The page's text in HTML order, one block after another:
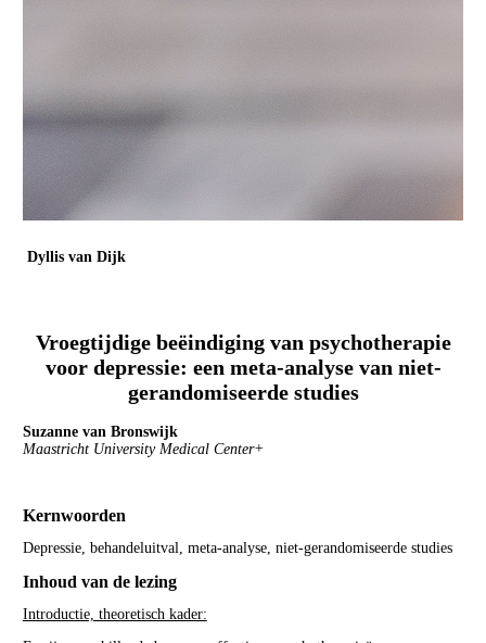
Dyllis van Dijk
Vroegtijdige beëindiging van psychotherapie
voor depressie: een meta-analyse van niet-
gerandomiseerde studies
Suzanne van Bronswijk
Maastricht University Medical Center+
Kernwoorden
Depressie, behandeluitval, meta-analyse, niet-gerandomiseerde studies
Inhoud van de lezing
Introductie, theoretisch kader: